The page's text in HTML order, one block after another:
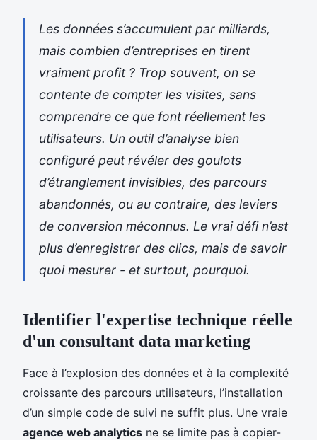
Les données s’accumulent par milliards,
mais combien d’entreprises en tirent
vraiment profit ? Trop souvent, on se
contente de compter les visites, sans
comprendre ce que font réellement les
utilisateurs. Un outil d’analyse bien
configuré peut révéler des goulots
d’étranglement invisibles, des parcours
abandonnés, ou au contraire, des leviers
de conversion méconnus. Le vrai défi n’est
plus d’enregistrer des clics, mais de savoir
quoi mesurer - et surtout, pourquoi.
Identifier l'expertise technique réelle
d'un consultant data marketing
Face à l’explosion des données et à la complexité
croissante des parcours utilisateurs, l’installation
d’un simple code de suivi ne suffit plus. Une vraie
agence web analytics ne se limite pas à copier-